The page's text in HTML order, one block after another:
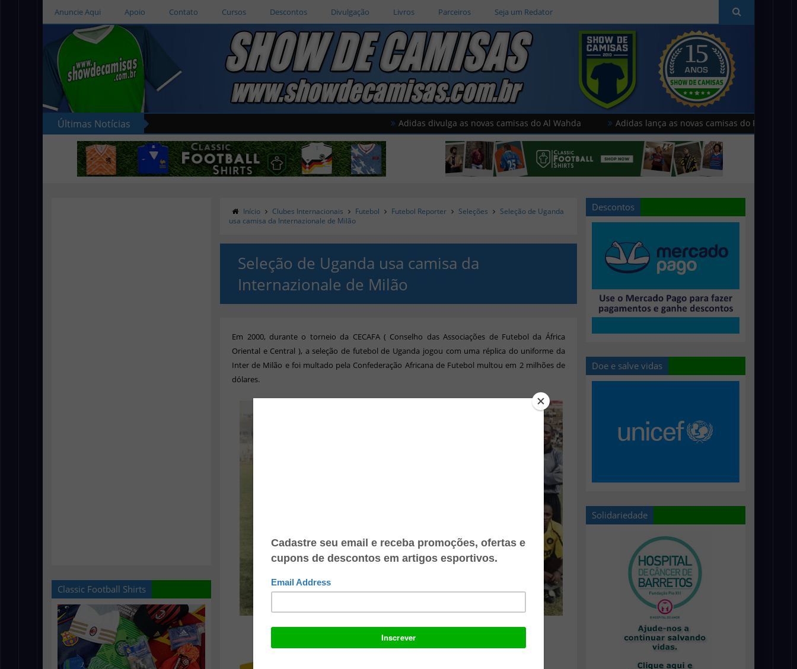
Anuncie Aqui Apoio Contato Cursos Descontos Divulgação Livros Parceiros Seja um Redator
Últimas Notícias Adidas divulga as novas camisas do Al Wahda Adidas lança as novas camisas do Paris FC
Classic Football Shirts
Início Clubes Internacionais Futebol Futebol Reporter Seleções
Seleção de Uganda
usa camisa da Internazionale de Milão
Seleção de Uganda usa camisa da
Internazionale de Milão
Em 2000, durante o torneio da CECAFA ( Conselho das Associações de Futebol da África
Oriental e Central ), a seleção de futebol de Uganda jogou com uma réplica do uniforme da
Inter de Milão e foi multado pela Confederação Africana de Futebol multou em 2 milhões de
dólares.
Descontos
Doe e salve vidas
Solidariedade